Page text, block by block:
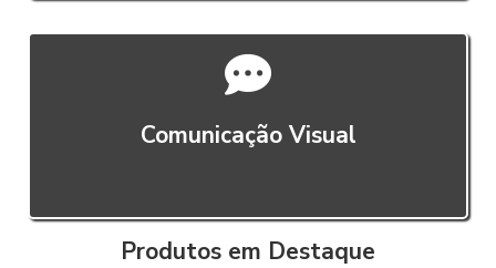
Comunicação Visual
Produtos em Destaque